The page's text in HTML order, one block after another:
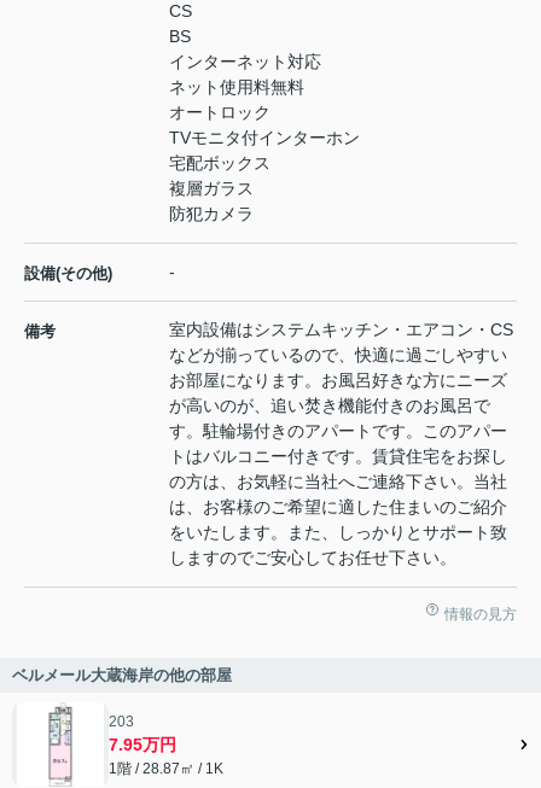
CS
BS
インターネット対応
ネット使用料無料
オートロック
TVモニタ付インターホン
宅配ボックス
複層ガラス
防犯カメラ
設備(その他) -
備考
室内設備はシステムキッチン・エアコン・CS
などが揃っているので、快適に過ごしやすい
お部屋になります。お風呂好きな方にニーズ
が高いのが、追い焚き機能付きのお風呂で
す。駐輪場付きのアパートです。このアパー
トはバルコニー付きです。賃貸住宅をお探し
の方は、お気軽に当社へご連絡下さい。当社
は、お客様のご希望に適した住まいのご紹介
をいたします。また、しっかりとサポート致
しますのでご安心してお任せ下さい。
情報の見方
ベルメール大蔵海岸の他の部屋
203
7.95万円
1階 / 28.87㎡ / 1K